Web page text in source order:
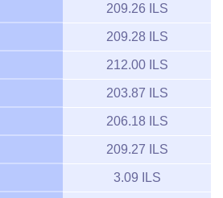
209.26 ILS
209.28 ILS
212.00 ILS
203.87 ILS
206.18 ILS
209.27 ILS
3.09 ILS